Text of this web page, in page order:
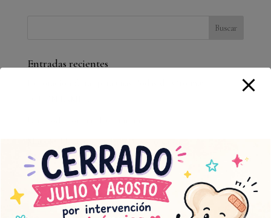
Entradas recientes
Muscari Floristería Chabrera estrena web
agosto 2026
L M X J V S D